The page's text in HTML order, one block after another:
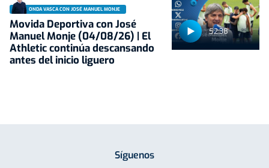
52:38
ONDA VASCA CON JOSÉ MANUEL MONJE
Movida Deportiva con José
Manuel Monje (04/08/26) | El
Athletic continúa descansando
antes del inicio liguero
Síguenos